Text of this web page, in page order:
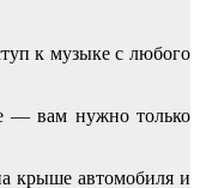
к музыке с любого
— вам нужно только
крыше автомобиля и